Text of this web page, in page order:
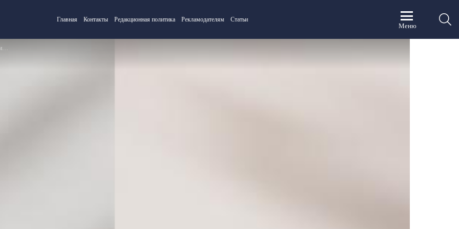
Главная Контакты Редакционная политика Рекламодателям Статьи
Меню